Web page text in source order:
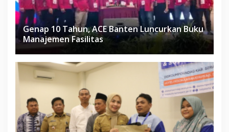
Genap 10 Tahun, ACE Banten Luncurkan Buku
Manajemen Fasilitas